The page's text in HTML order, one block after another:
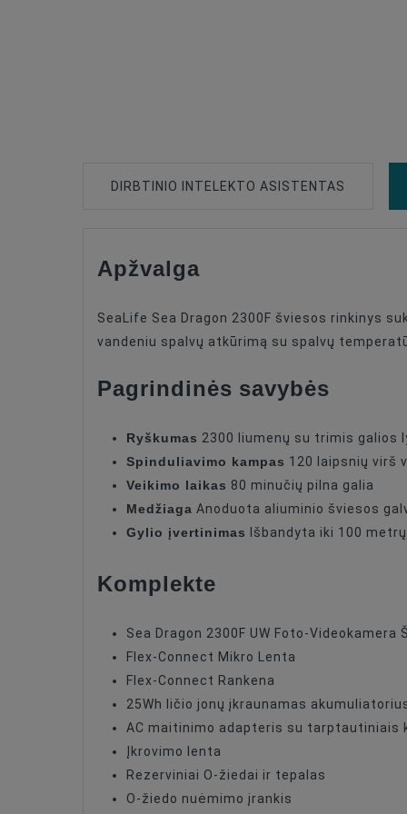
DIRBTINIO INTELEKTO ASISTENTAS
Type Of Product
Compatible
Wifi
Color
Apžvalga
SeaLife Sea Dragon 2300F šviesos rinkinys
vandeniu spalvų atkūrimą su spalvų
Pagrindinės savybės
Ryškumas 2300 liumenų su trimis galios
Spinduliavimo kampas 120 laipsnių virš
Veikimo laikas 80 minučių pilna galia
Medžiaga Anoduota aliuminio šviesos
Gylio įvertinimas Išbandyta iki 100 metrų
Komplekte
Sea Dragon 2300F UW Foto-Videokamera
Flex-Connect Mikro Lenta
Flex-Connect Rankena
25Wh ličio jonų įkraunamas
AC maitinimo adapteris su tarptautiniais
Įkrovimo lenta
Rezerviniai O-žiedai ir tepalas
O-žiedo nuėmimo įrankis